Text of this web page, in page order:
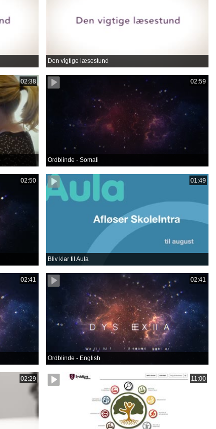
Den vigtige læsestund
02:38 02:59
Ordblinde - Somali
02:50 01:49
Bliv klar til Aula
02:41 02:41
Ordblinde - English
02:29 11:00